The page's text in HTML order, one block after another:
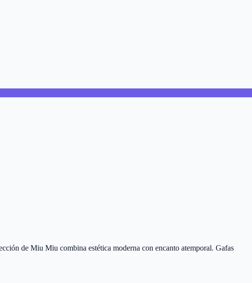
de Miu Miu combina estética moderna con encanto atemporal. Gafas